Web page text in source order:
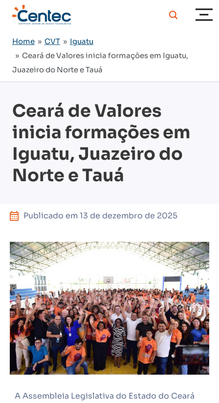
Home » CVT » Iguatu
» Ceará de Valores inicia formações em Iguatu,
Juazeiro do Norte e Tauá
Ceará de Valores
inicia formações em
Iguatu, Juazeiro do
Norte e Tauá
Publicado em 13 de dezembro de 2025
A Assembleia Legislativa do Estado do Ceará